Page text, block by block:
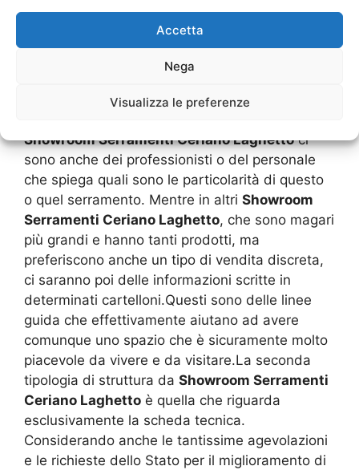
Accetta
Nega
Visualizza le preferenze
che hanno una forte riduzione della condensa
dove magari non c’è assolutamente un attacco
utilizzano gli stessi esempi arredativi con le
Showroom Serramenti Ceriano Laghettoci
sono anche dei professionisti o del personale
che spiega quali sono le particolarità di questo
o quel serramento. Mentre in altri Showroom
Serramenti Ceriano Laghetto, che sono magari
più grandi e hanno tanti prodotti, ma
preferiscono anche un tipo di vendita discreta,
ci saranno poi delle informazioni scritte in
determinati cartelloni.Questi sono delle linee
guida che effettivamente aiutano ad avere
comunque uno spazio che è sicuramente molto
piacevole da vivere e da visitare.La seconda
tipologia di struttura da Showroom Serramenti
Ceriano Laghetto è quella che riguarda
esclusivamente la scheda tecnica.
Considerando anche le tantissime agevolazioni
e le richieste dello Stato per il miglioramento di